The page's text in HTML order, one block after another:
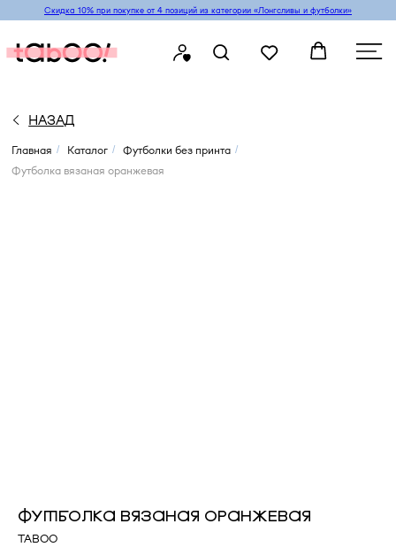
Скидка 10% при покупке от 4 позиций из категории «‎Лонгсливы и футболки»
Главная / Каталог / Футболки без принта /
Футболка вязаная оранжевая
ФУТБОЛКА ВЯЗАНАЯ ОРАНЖЕВАЯ
TABOO